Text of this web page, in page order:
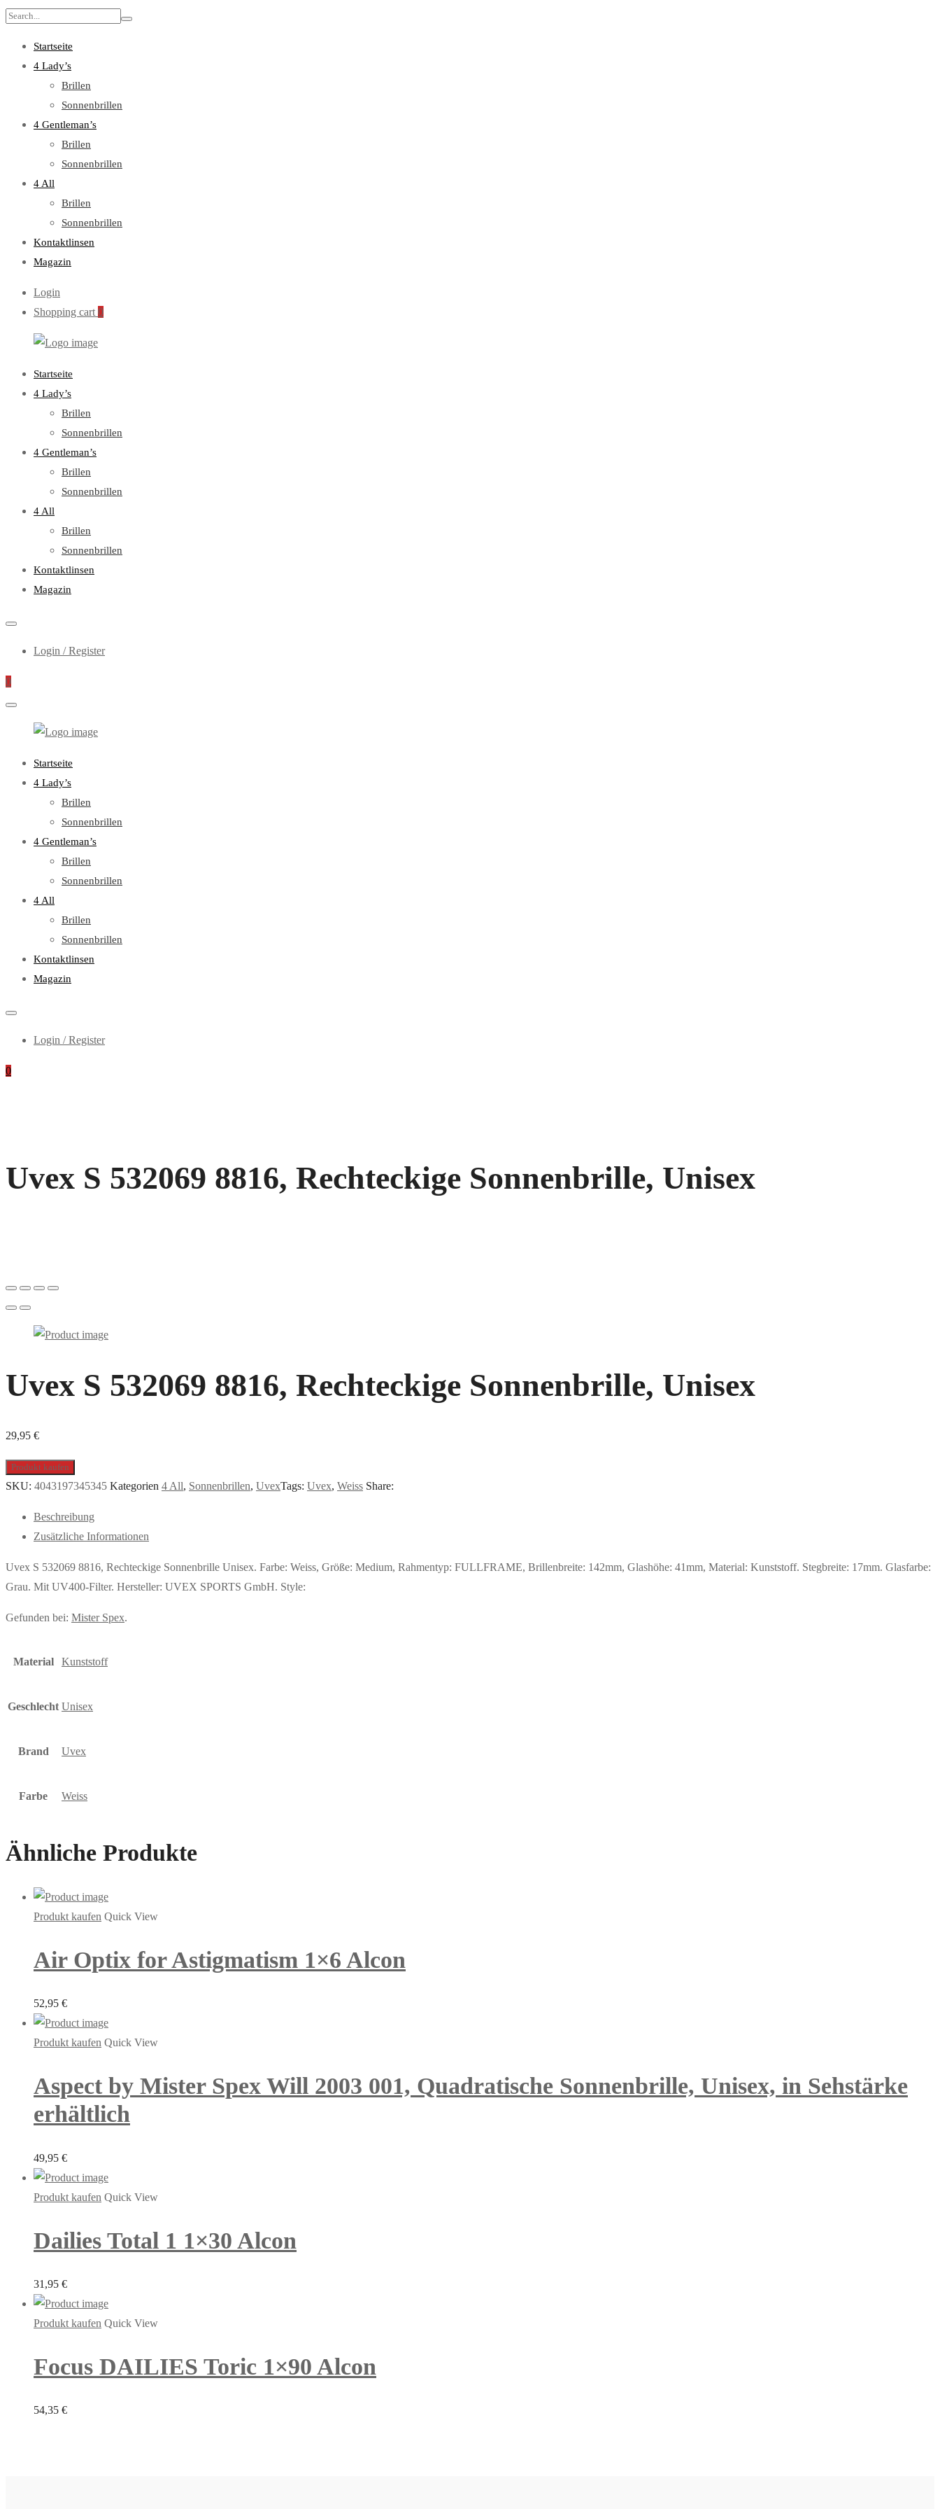
Search
Startseite
4 Lady’s
Brillen
Sonnenbrillen
4 Gentleman’s
Brillen
Sonnenbrillen
4 All
Brillen
Sonnenbrillen
Kontaktlinsen
Magazin
Login
Shopping cart 0
Primary
Menu
Startseite
4 Lady’s
Brillen
Sonnenbrillen
4 Gentleman’s
Brillen
Sonnenbrillen
4 All
Brillen
Sonnenbrillen
Kontaktlinsen
Magazin
Login / Register
0
Primary
Menu
Startseite
4 Lady’s
Brillen
Sonnenbrillen
4 Gentleman’s
Brillen
Sonnenbrillen
4 All
Brillen
Sonnenbrillen
Kontaktlinsen
Magazin
Login / Register
0
Uvex S 532069 8816, Rechteckige Sonnenbrille, Unisex
Uvex S 532069 8816, Rechteckige Sonnenbrille, Unisex
29,95 €
Produkt kaufen
SKU: 4043197345345 Kategorien 4 All, Sonnenbrillen, UvexTags: Uvex, Weiss Share:
Beschreibung
Zusätzliche Informationen
Uvex S 532069 8816, Rechteckige Sonnenbrille Unisex. Farbe: Weiss, Größe: Medium, Rahmentyp: FULLFRAME, Brillenbreite: 142mm, Glashöhe: 41mm, Material: Kunststoff. Stegbreite: 17mm. Glasfarbe:
Grau. Mit UV400-Filter. Hersteller: UVEX SPORTS GmbH. Style:
Gefunden bei: Mister Spex.
Material Kunststoff
Geschlecht Unisex
Brand Uvex
Farbe Weiss
Ähnliche Produkte
Produkt kaufen Quick View
Air Optix for Astigmatism 1×6 Alcon
52,95 €
Produkt kaufen Quick View
Aspect by Mister Spex Will 2003 001, Quadratische Sonnenbrille, Unisex, in Sehstärke
erhältlich
49,95 €
Produkt kaufen Quick View
Dailies Total 1 1×30 Alcon
31,95 €
Produkt kaufen Quick View
Focus DAILIES Toric 1×90 Alcon
54,35 €